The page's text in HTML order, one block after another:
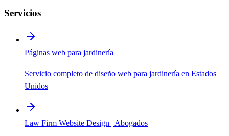
Servicios
Páginas web para jardinería
Servicio completo de diseño web para jardinería en Estados
Unidos
Law Firm Website Design | Abogados